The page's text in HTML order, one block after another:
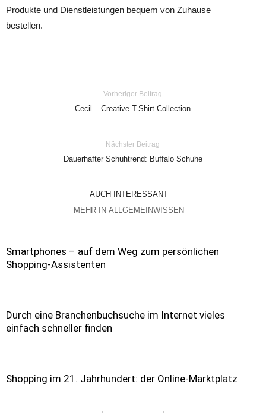
Produkte und Dienstleistungen bequem von Zuhause
bestellen.
Vorheriger Beitrag
Cecil – Creative T-Shirt Collection
Nächster Beitrag
Dauerhafter Schuhtrend: Buffalo Schuhe
AUCH INTERESSANT
MEHR IN ALLGEMEINWISSEN
Smartphones – auf dem Weg zum persönlichen
Shopping-Assistenten
Durch eine Branchenbuchsuche im Internet vieles
einfach schneller finden
Shopping im 21. Jahrhundert: der Online-Marktplatz